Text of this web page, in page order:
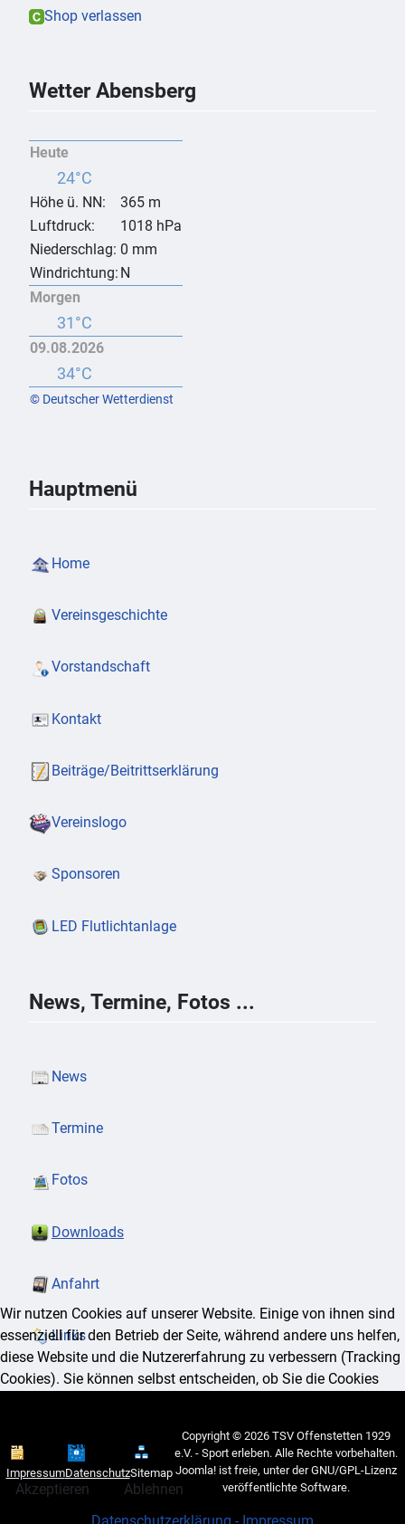
Hauptmenü
Home
Vereinsgeschichte
Vorstandschaft
Kontakt
Beiträge/Beitrittserklärung
Vereinslogo
Sponsoren
LED Flutlichtanlage
News, Termine, Fotos ...
News
Termine
Fotos
Downloads
Anfahrt
Links
Shop verlassen
Wetter Abensberg
Heute
24°C
Höhe ü. NN:
365 m
Luftdruck:
1018 hPa
Niederschlag: 0 mm
Windrichtung: N
Morgen
31°C
09.08.2026
34°C
© Deutscher Wetterdienst
ImpressumDatenschutzSitemap
Copyright © 2026 TSV Offenstetten 1929
e.V. - Sport erleben. Alle Rechte vorbehalten.
Joomla!ist freie, unter derGNU/GPL-Lizenz
veröffentlichte Software.
Wir nutzen Cookies auf unserer Website. Einige von ihnen sind
essenziell für den Betrieb der Seite, während andere uns helfen,
diese Website und die Nutzererfahrung zu verbessern (Tracking
Cookies). Sie können selbst entscheiden, ob Sie die Cookies
Verfügung stehen.
Akzeptieren
Ablehnen